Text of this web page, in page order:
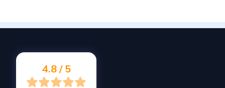
Vendez votre voiture à
4.8 / 5